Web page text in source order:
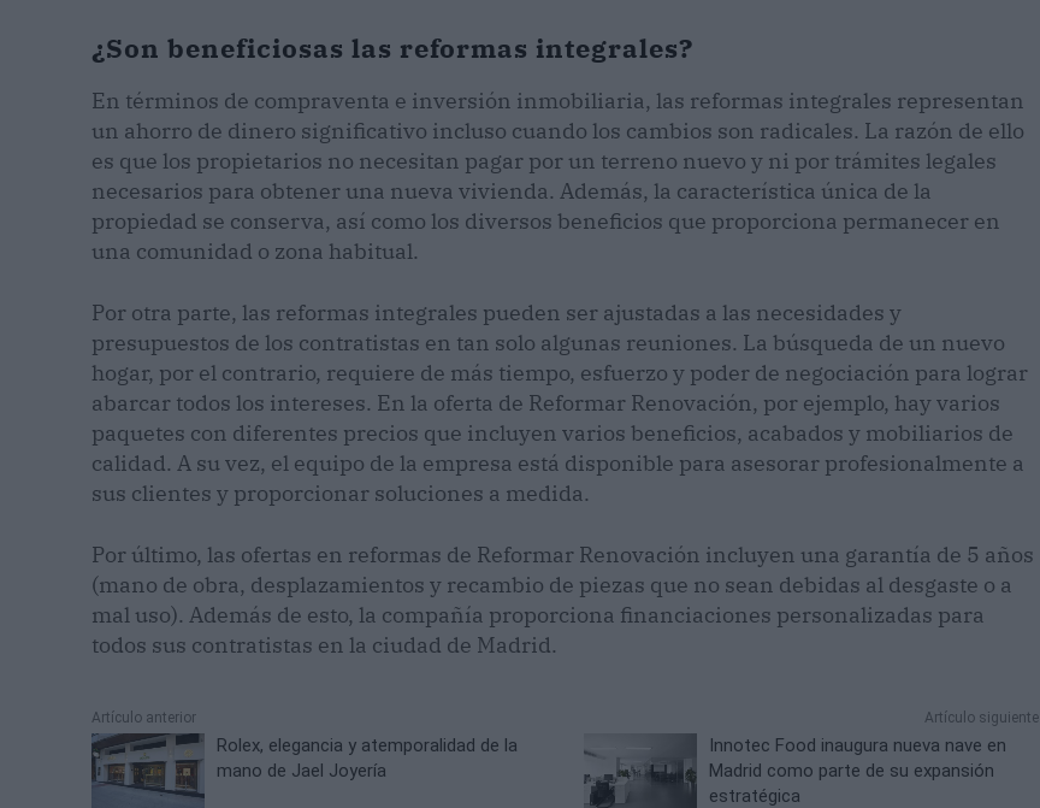
¿Son beneficiosas las reformas integrales?
En términos de compraventa e inversión inmobiliaria, las reformas integrales representan
un ahorro de dinero significativo incluso cuando los cambios son radicales. La razón de ello
es que los propietarios no necesitan pagar por un terreno nuevo y ni por trámites legales
necesarios para obtener una nueva vivienda. Además, la característica única de la
propiedad se conserva, así como los diversos beneficios que proporciona permanecer en
una comunidad o zona habitual.
Por otra parte, las reformas integrales pueden ser ajustadas a las necesidades y
presupuestos de los contratistas en tan solo algunas reuniones. La búsqueda de un nuevo
hogar, por el contrario, requiere de más tiempo, esfuerzo y poder de negociación para lograr
abarcar todos los intereses. En la oferta de Reformar Renovación, por ejemplo, hay varios
paquetes con diferentes precios que incluyen varios beneficios, acabados y mobiliarios de
calidad. A su vez, el equipo de la empresa está disponible para asesorar profesionalmente a
sus clientes y proporcionar soluciones a medida.
Por último, las ofertas en reformas de Reformar Renovación incluyen una garantía de 5 años
(mano de obra, desplazamientos y recambio de piezas que no sean debidas al desgaste o a
mal uso). Además de esto, la compañía proporciona financiaciones personalizadas para
todos sus contratistas en la ciudad de Madrid.
Artículo anterior
Rolex, elegancia y atemporalidad de la
mano de Jael Joyería
Artículo siguiente
Innotec Food inaugura nueva nave en
Madrid como parte de su expansión
estratégica